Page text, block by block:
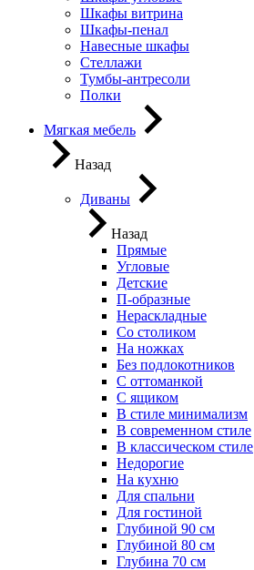
Шкафы витрина
Шкафы-пенал
Навесные шкафы
Стеллажи
Тумбы-антресоли
Полки
Мягкая мебель
Назад
Диваны
Назад
Прямые
Угловые
Детские
П-образные
Нераскладные
Со столиком
На ножках
Без подлокотников
С оттоманкой
С ящиком
В стиле минимализм
В современном стиле
В классическом стиле
Недорогие
На кухню
Для спальни
Для гостиной
Глубиной 90 см
Глубиной 80 см
Глубина 70 см